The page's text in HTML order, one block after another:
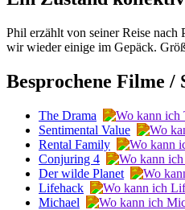
Phil erzählt von seiner Reise
wir wieder einige im Gepäck.
Besprochene Filme /
The Drama
Sentimental Value
Rental Family
Conjuring 4
Der wilde Planet
Lifehack
Michael